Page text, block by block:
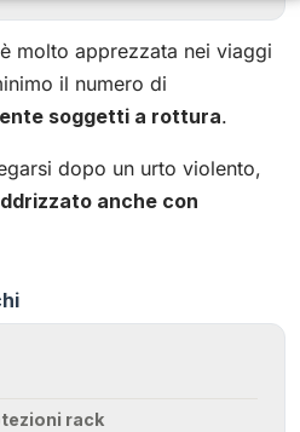
molto apprezzata nei viaggi
il numero di
soggetti a rottura.
dopo un urto violento,
anche con
rack